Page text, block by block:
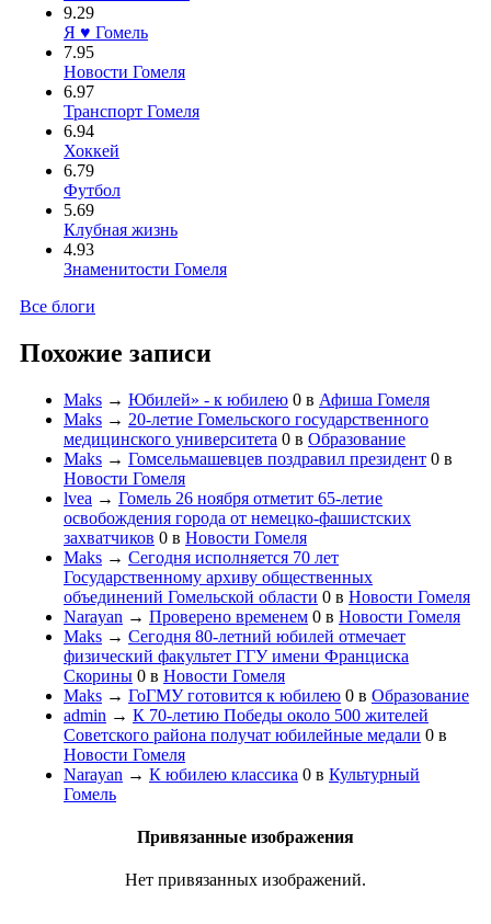
9.29
Я ♥ Гомель
7.95
Новости Гомеля
6.97
Транспорт Гомеля
6.94
Хоккей
6.79
Футбол
5.69
Клубная жизнь
4.93
Знаменитости Гомеля
Все блоги
Похожие записи
Maks → Юбилей» - к юбилею 0 в Афиша Гомеля
Maks → 20-летие Гомельского государственного
медицинского университета 0 в Образование
Maks → Гомсельмашевцев поздравил президент 0 в
Новости Гомеля
lvea → Гомель 26 ноября отметит 65-летие
освобождения города от немецко-фашистских
захватчиков 0 в Новости Гомеля
Maks → Сегодня исполняется 70 лет
Государственному архиву общественных
объединений Гомельской области 0 в Новости Гомеля
Narayan → Проверено временем 0 в Новости Гомеля
Maks → Сегодня 80-летний юбилей отмечает
физический факультет ГГУ имени Франциска
Скорины 0 в Новости Гомеля
Maks → ГоГМУ готовится к юбилею 0 в Образование
admin → К 70-летию Победы около 500 жителей
Советского района получат юбилейные медали 0 в
Новости Гомеля
Narayan → К юбилею классика 0 в Культурный
Гомель
Привязанные изображения
Нет привязанных изображений.